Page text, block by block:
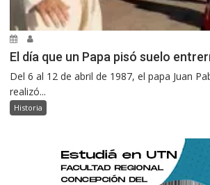
El día que un Papa pisó suelo
Del 6 al 12 de abril de 1987, el papa Juan
realizó...
Historia